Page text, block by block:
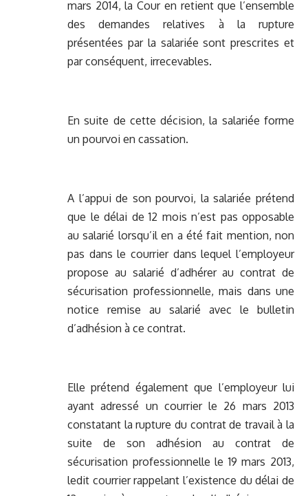
mars 2014, la Cour en retient que l’ensemble
des demandes relatives à la rupture
présentées par la salariée sont prescrites et
par conséquent, irrecevables.
En suite de cette décision, la salariée forme
un pourvoi en cassation.
A l’appui de son pourvoi, la salariée prétend
que le délai de 12 mois n’est pas opposable
au salarié lorsqu’il en a été fait mention, non
pas dans le courrier dans lequel l’employeur
propose au salarié d’adhérer au contrat de
sécurisation professionnelle, mais dans une
notice remise au salarié avec le bulletin
d’adhésion à ce contrat.
Elle prétend également que l’employeur lui
ayant adressé un courrier le 26 mars 2013
constatant la rupture du contrat de travail à la
suite de son adhésion au contrat de
sécurisation professionnelle le 19 mars 2013,
ledit courrier rappelant l’existence du délai de